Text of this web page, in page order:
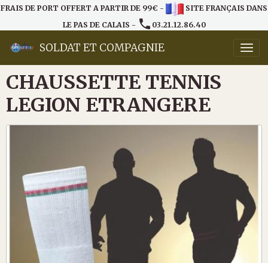
FRAIS DE PORT OFFERT A PARTIR DE 99€ -
SITE FRANÇAIS DANS
LE PAS DE CALAIS -
03.21.12.86.40
SOLDAT ET COMPAGNIE
CHAUSSETTE TENNIS
LEGION ETRANGERE